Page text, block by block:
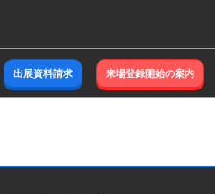
出展資料請求 来場登録開始の案内